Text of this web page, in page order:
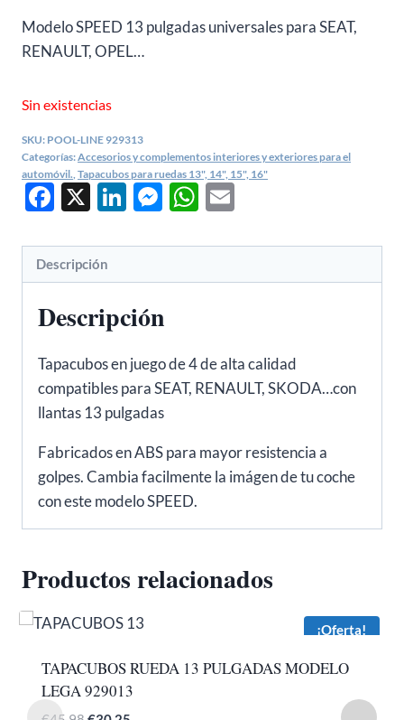
Modelo SPEED 13 pulgadas universales para SEAT,
RENAULT, OPEL…
Sin existencias
SKU: POOL-LINE 929313
Categorías:Accesorios y complementos interiores y exteriores para el
automóvil. Tapacubos para ruedas 13", 14", 15", 16"
Facebook
X LinkedIn
Messenger
WhatsApp
Descripción
Descripción
Tapacubos en juego de 4 de alta calidad
compatibles para SEAT, RENAULT, SKODA…con
llantas 13 pulgadas
Fabricados en ABS para mayor resistencia a
golpes. Cambia facilmente la imágen de tu coche
con este modelo SPEED.
Productos relacionados
¡Oferta!
TAPACUBOS RUEDA 13 PULGADAS MODELO
LEGA 929013